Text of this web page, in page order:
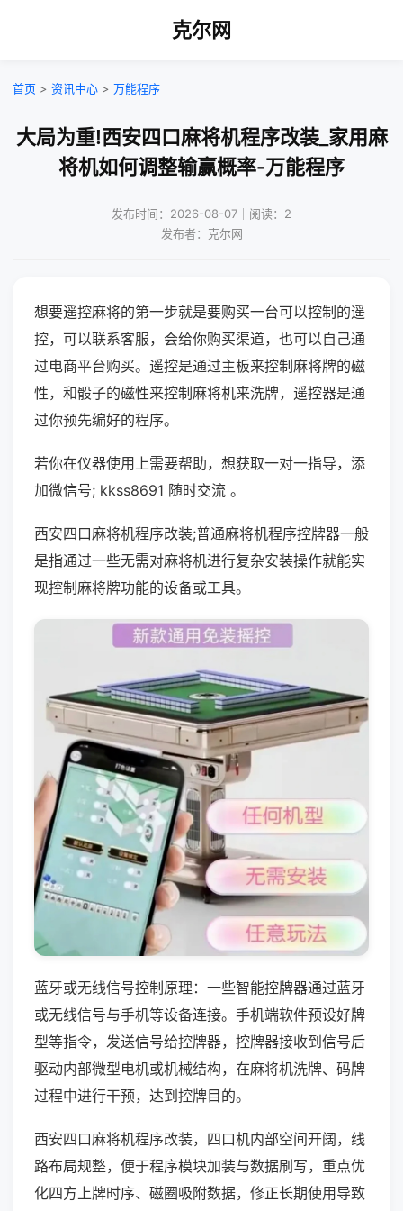
克尔网
首页 > 资讯中心 > 万能程序
大局为重!西安四口麻将机程序改装_家用麻
将机如何调整输赢概率-万能程序
发布时间：2026-08-07｜阅读：2
发布者：克尔网
想要遥控麻将的第一步就是要购买一台可以控制的遥
控，可以联系客服，会给你购买渠道，也可以自己通
过电商平台购买。遥控是通过主板来控制麻将牌的磁
性，和骰子的磁性来控制麻将机来洗牌，遥控器是通
过你预先编好的程序。
若你在仪器使用上需要帮助，想获取一对一指导，添
加微信号; kkss8691 随时交流 。
西安四口麻将机程序改装;普通麻将机程序控牌器一般
是指通过一些无需对麻将机进行复杂安装操作就能实
现控制麻将牌功能的设备或工具。
蓝牙或无线信号控制原理：一些智能控牌器通过蓝牙
或无线信号与手机等设备连接。手机端软件预设好牌
型等指令，发送信号给控牌器，控牌器接收到信号后
驱动内部微型电机或机械结构，在麻将机洗牌、码牌
过程中进行干预，达到控牌目的。
西安四口麻将机程序改装，四口机内部空间开阔，线
路布局规整，便于程序模块加装与数据刷写，重点优
化四方上牌时序、磁圈吸附数据，修正长期使用导致